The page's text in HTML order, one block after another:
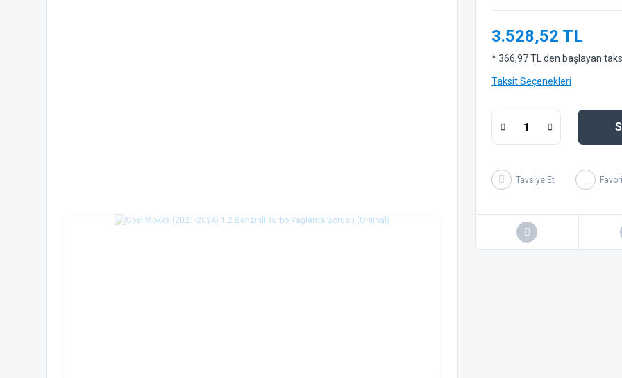
3.528,52 TL
* 366,97 TL den başlayan
Taksit Seçenekleri
Tavsiye Et